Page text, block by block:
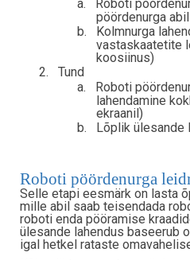
a.
Roboti
pöördenurga abil
b.
Kolmnurga
vastaskaatetite
koosiinus)
2.
Tund
a.
Roboti
lahendamine
ekraanil)
b.
Lõplik ülesande
Roboti pöördenurga
Selle etapi eesmärk on lasta
mille abil saab teisendada
roboti enda pööramise
ülesande lahendus baseerub
igal hetkel rataste